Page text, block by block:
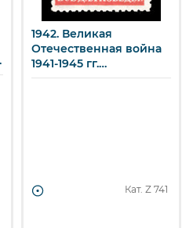
1942. Великая
Отечественная война
1941-1945 гг.
Обмундирование для
Кат. Z 741